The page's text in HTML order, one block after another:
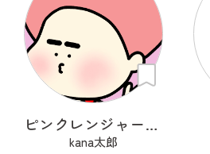
ピンクレンジャーアフロ🩷
kana太郎